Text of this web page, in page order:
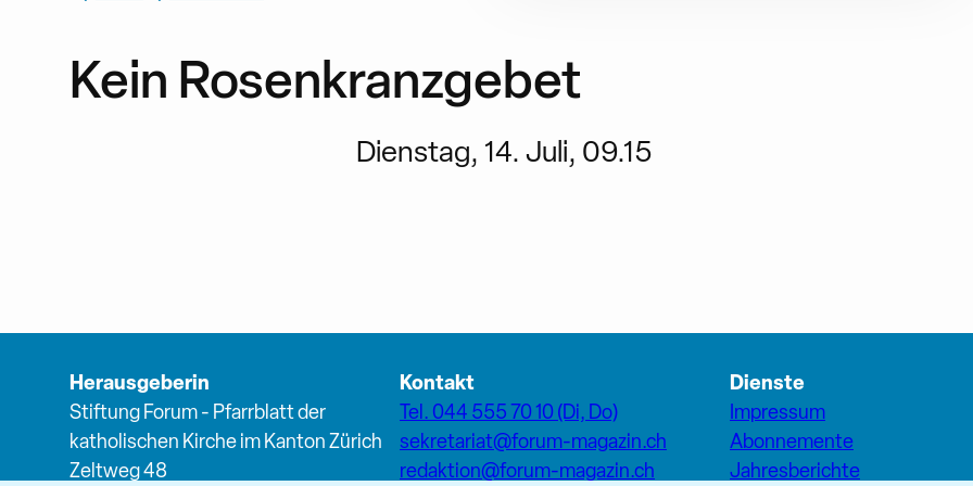
Kein Rosenkranzgebet
Dienstag, 14. Juli, 09.15
Herausgeberin
Stiftung Forum - Pfarrblatt der
katholischen Kirche im Kanton Zürich
Zeltweg 48
Kontakt
Tel. 044 555 70 10 (Di, Do)
sekretariat@forum-magazin.ch
redaktion@forum-magazin.ch
Dienste
Impressum
Abonnemente
Jahresberichte